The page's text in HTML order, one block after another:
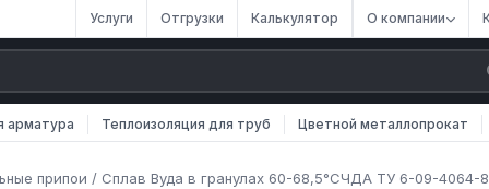
Услуги Отгрузки Калькулятор О компании
арматура Теплоизоляция для труб Цветной металлопрокат
припои / Сплав Вуда в гранулах 60-68,5°CЧДА ТУ 6-09-4064-